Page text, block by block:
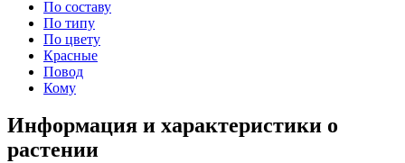
По составу
По типу
По цвету
Красные
Повод
Кому
Информация и характеристики о
растении